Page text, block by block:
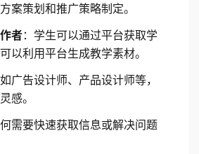
案策划和推广策略制定。
者：学生可以通过平台获取学
以利用平台生成教学素材。
广告设计师、产品设计师等，
感。
需要快速获取信息或解决问题